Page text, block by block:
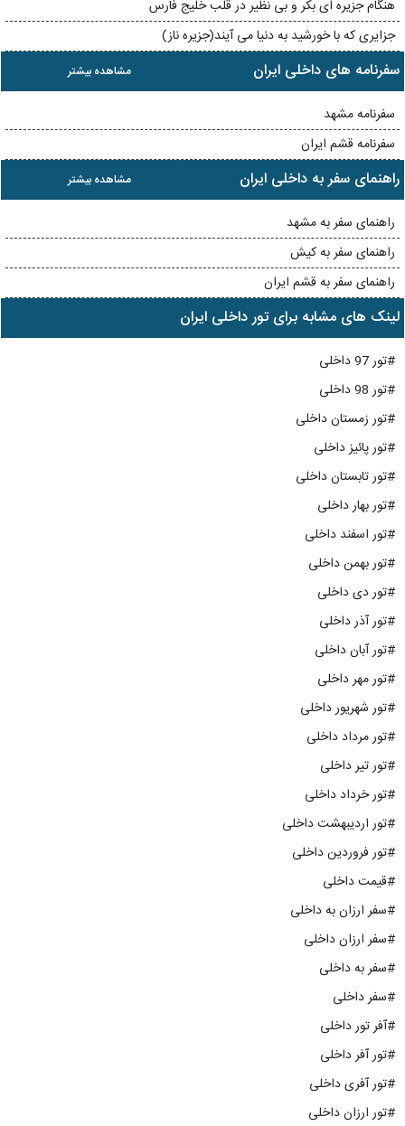
هنگام جزیره ای بکر و بی نظیر در قلب خلیج فارس
جزایری که با خورشید به دنیا می آیند(جزیره ناز)
مشاهده بیشتر سفرنامه های داخلی ایران
سفرنامه مشهد
سفرنامه قشم ایران
مشاهده بیشتر راهنمای سفر به داخلی ایران
راهنمای سفر به مشهد
راهنمای سفر به کیش
راهنمای سفر به قشم ایران
لینک های مشابه برای تور داخلی ایران
#تور 97 داخلی
#تور 98 داخلی
#تور زمستان داخلی
#تور پائیز داخلی
#تور تابستان داخلی
#تور بهار داخلی
#تور اسفند داخلی
#تور بهمن داخلی
#تور دی داخلی
#تور آذر داخلی
#تور آبان داخلی
#تور مهر داخلی
#تور شهریور داخلی
#تور مرداد داخلی
#تور تیر داخلی
#تور خرداد داخلی
#تور اردیبهشت داخلی
#تور فروردین داخلی
#قیمت داخلی
#سفر ارزان به داخلی
#سفر ارزان داخلی
#سفر به داخلی
#سفر داخلی
#آفر تور داخلی
#تور آفر داخلی
#تور آفری داخلی
#تور ارزان داخلی